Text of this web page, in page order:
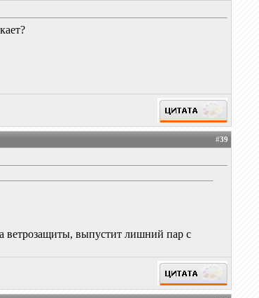
#39
ветрозащиты, выпустит лишний пар с